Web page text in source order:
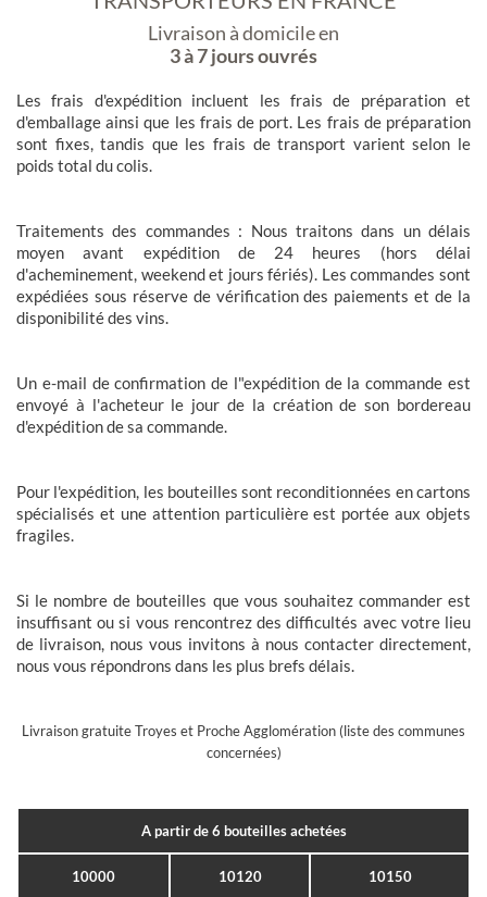
Livraison à domicile en
3 à 7 jours ouvrés
Les frais d'expédition incluent les frais de préparation et
d'emballage ainsi que les frais de port. Les frais de préparation
sont fixes, tandis que les frais de transport varient selon le
poids total du colis.
Traitements des commandes : Nous traitons dans un délais
moyen avant expédition de 24 heures (hors délai
d'acheminement, weekend et jours fériés). Les commandes sont
expédiées sous réserve de vérification des paiements et de la
disponibilité des vins.
Un e-mail de confirmation de l"expédition de la commande est
envoyé à l'acheteur le jour de la création de son bordereau
d'expédition de sa commande.
Pour l'expédition, les bouteilles sont reconditionnées en cartons
spécialisés et une attention particulière est portée aux objets
fragiles.
Si le nombre de bouteilles que vous souhaitez commander est
insuffisant ou si vous rencontrez des difficultés avec votre lieu
de livraison, nous vous invitons à nous contacter directement,
nous vous répondrons dans les plus brefs délais.
Livraison gratuite Troyes et Proche Agglomération (liste des communes
concernées)
A partir de 6 bouteilles achetées
10000 10120 10150